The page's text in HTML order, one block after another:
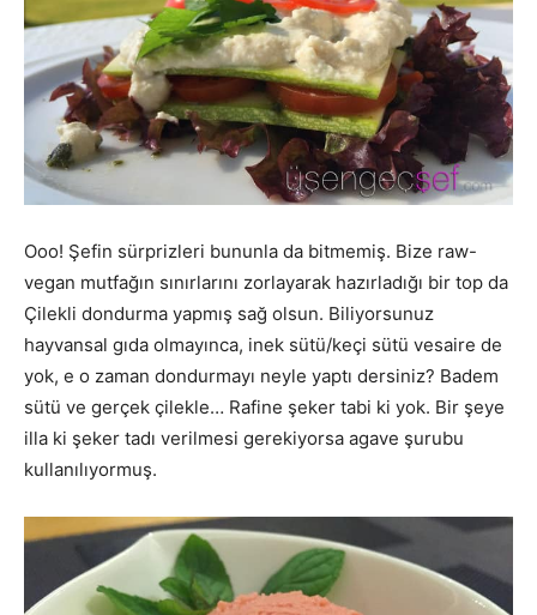
Ooo! Şefin sürprizleri bununla da bitmemiş. Bize raw-
vegan mutfağın sınırlarını zorlayarak hazırladığı bir top da
Çilekli dondurma yapmış sağ olsun. Biliyorsunuz
hayvansal gıda olmayınca, inek sütü/keçi sütü vesaire de
yok, e o zaman dondurmayı neyle yaptı dersiniz? Badem
sütü ve gerçek çilekle… Rafine şeker tabi ki yok. Bir şeye
illa ki şeker tadı verilmesi gerekiyorsa agave şurubu
kullanılıyormuş.